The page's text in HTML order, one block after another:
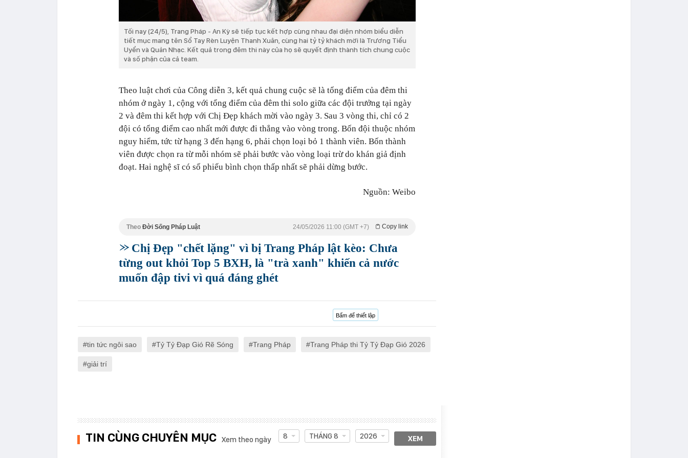
Tối nay (24/5), Trang Pháp - An Kỳ sẽ tiếp tục kết hợp cùng nhau đại diện nhóm biểu diễn
tiết mục mang tên Sổ Tay Rèn Luyện Thanh Xuân, cùng hai tỷ tỷ khách mời là Trương Tiểu
Uyển và Quản Nhạc. Kết quả trong đêm thi này của họ sẽ quyết định thành tích chung cuộc
và số phận của cả team.
Theo luật chơi của Công diễn 3, kết quả chung cuộc sẽ là tổng điểm của đêm thi
nhóm ở ngày 1, cộng với tổng điểm của đêm thi solo giữa các đội trưởng tại ngày
2 và đêm thi kết hợp với Chị Đẹp khách mời vào ngày 3. Sau 3 vòng thi, chỉ có 2
đội có tổng điểm cao nhất mới được đi thẳng vào vòng trong. Bốn đội thuộc nhóm
nguy hiểm, tức từ hạng 3 đến hạng 6, phải chọn loại bỏ 1 thành viên. Bốn thành
viên được chọn ra từ mỗi nhóm sẽ phải bước vào vòng loại trừ do khán giả định
đoạt. Hai nghệ sĩ có số phiếu bình chọn thấp nhất sẽ phải dừng bước.
Nguồn: Weibo
Theo Đời Sống Pháp Luật Copy link
24/05/2026 11:00 (GMT +7)
Chị Đẹp "chết lặng" vì bị Trang Pháp lật kèo: Chưa
từng out khỏi Top 5 BXH, là "trà xanh" khiến cả nước
muốn đập tivi vì quá đáng ghét
Bấm để thiết lập
tin tức ngôi sao Tỷ Tỷ Đạp Gió Rẽ Sóng Trang Pháp Trang Pháp thi Tỷ Tỷ Đạp Gió 2026
giải trí
TIN CÙNG CHUYÊN MỤC Xem theo ngày 8 THÁNG 8 2026 XEM